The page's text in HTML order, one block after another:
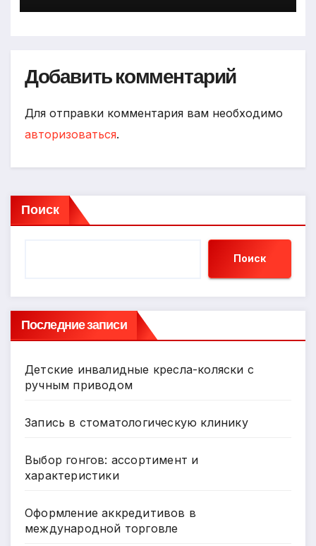
Добавить комментарий
Для отправки комментария вам необходимо
авторизоваться.
Поиск
Поиск
Последние записи
Детские инвалидные кресла-коляски с
ручным приводом
Запись в стоматологическую клинику
Выбор гонгов: ассортимент и
характеристики
Оформление аккредитивов в
международной торговле